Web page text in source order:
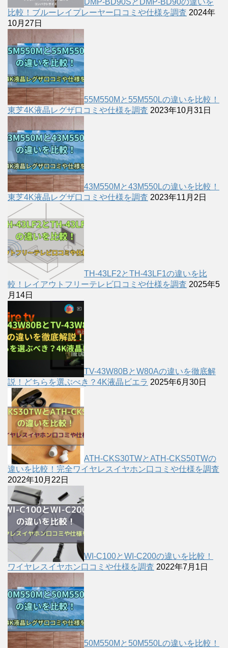
比較！ブルーレイプレーヤー口コミや仕様を調査 2024年
10月27日
55M550Mと55M550Lの違いを比較！
東芝4K液晶レグザ口コミや仕様を調査 2023年10月31日
43M550Mと43M550Lの違いを比較！
東芝4K液晶レグザ口コミや仕様を調査 2023年11月2日
TH-43LF2とTH-43LF1の違いを比
較！レイアウトフリーテレビ口コミや仕様を調査 2025年5
月14日
TV-43W80BとW80Aの違いを徹底解
説！どちらを選ぶべき？4K液晶ビエラ 2025年6月30日
ATH-CKS30TWとATH-CKS50TWの
違いを比較！完全ワイヤレスイヤホン口コミや仕様を調査
2022年10月22日
WI-C100とWI-C200の違いを比較！
ワイヤレスイヤホン口コミや仕様を調査 2022年7月1日
50M550Mと50M550Lの違いを比較！